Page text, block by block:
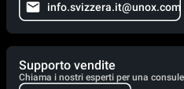
info.svizzera.it@unox.com
Supporto vendite
Chiama i nostri esperti per una